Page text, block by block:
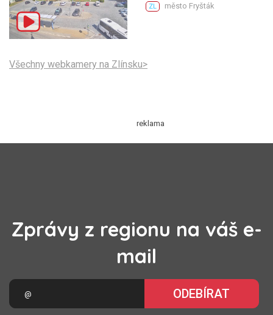
ZL město Fryšták
Všechny webkamery na Zlínsku>
Zprávy z regionu na váš e-
mail
ODEBÍRAT